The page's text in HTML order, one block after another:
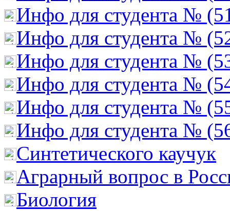
Инфо для студента №
Инфо для студента №
Инфо для студента №
Инфо для студента №
Инфо для студента №
Инфо для студента №
Cинтетического каучук
Аграрный вопрос в
Биология